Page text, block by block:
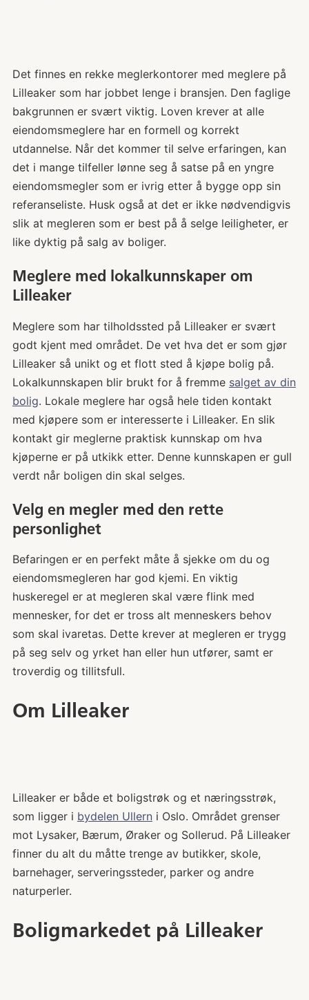
Det finnes en rekke meglerkontorer med meglere på
Lilleaker som har jobbet lenge i bransjen. Den faglige
bakgrunnen er svært viktig. Loven krever at alle
eiendomsmeglere har en formell og korrekt
utdannelse. Når det kommer til selve erfaringen, kan
det i mange tilfeller lønne seg å satse på en yngre
eiendomsmegler som er ivrig etter å bygge opp sin
referanseliste. Husk også at det er ikke nødvendigvis
slik at megleren som er best på å selge leiligheter, er
like dyktig på salg av boliger.
Meglere med lokalkunnskaper om
Lilleaker
Meglere som har tilholdssted på Lilleaker er svært
godt kjent med området. De vet hva det er som gjør
Lilleaker så unikt og et flott sted å kjøpe bolig på.
Lokalkunnskapen blir brukt for å fremme salget av din
bolig. Lokale meglere har også hele tiden kontakt
med kjøpere som er interesserte i Lilleaker. En slik
kontakt gir meglerne praktisk kunnskap om hva
kjøperne er på utkikk etter. Denne kunnskapen er gull
verdt når boligen din skal selges.
Velg en megler med den rette
personlighet
Befaringen er en perfekt måte å sjekke om du og
eiendomsmegleren har god kjemi. En viktig
huskeregel er at megleren skal være flink med
mennesker, for det er tross alt menneskers behov
som skal ivaretas. Dette krever at megleren er trygg
på seg selv og yrket han eller hun utfører, samt er
troverdig og tillitsfull.
Om Lilleaker
Lilleaker er både et boligstrøk og et næringsstrøk,
som ligger i bydelen Ullern i Oslo. Området grenser
mot Lysaker, Bærum, Øraker og Sollerud. På Lilleaker
finner du alt du måtte trenge av butikker, skole,
barnehager, serveringssteder, parker og andre
naturperler.
Boligmarkedet på Lilleaker